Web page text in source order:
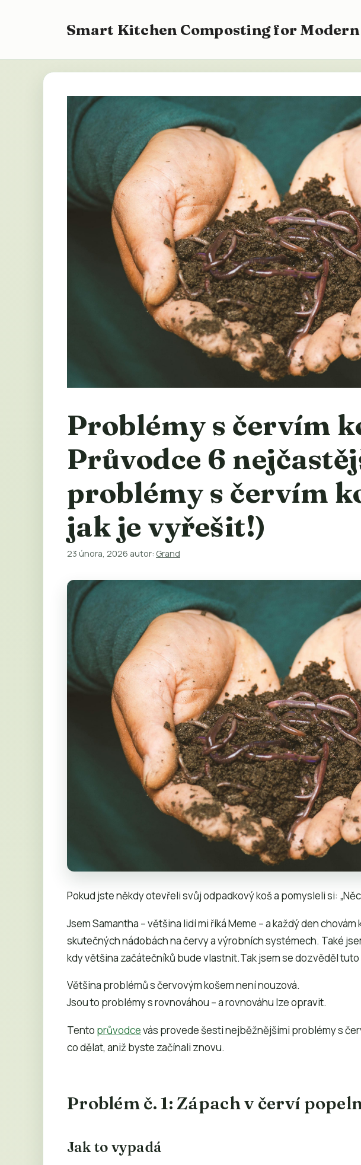
Smart Kitchen Composting for
Problémy s červím
Průvodce 6
problémy s červím
jak je vyřešit!)
23 února, 2026 autor: Grand
Pokud jste někdy otevřeli svůj odpadkový koš a pomysleli si:
Jsem Samantha – většina lidí mi říká Meme – a každý den
skutečných nádobách na červy a výrobních systémech. Také
kdy většina začátečníků bude vlastnit.Tak jsem se dozvěděl
Většina problémů s červovým košem není nouzová.
Jsou to problémy s rovnováhou – a rovnováhu lze opravit.
Tento průvodcevás provede šesti nejběžnějšími problémy s
co dělat, aniž byste začínali znovu.
Problém č. 1: Zápach v červí
Jak to vypadá